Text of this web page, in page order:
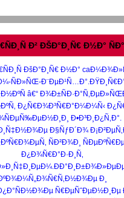
Ð² ÐŠÐ°Ð¸Ñ€ Ð½Ð°
ÐšÐ°Ð¸Ñ€ Ð½Ð°
ÑÐ»ÑŒ-
â€“
Ð¿Ñ€Ð¾Ð³Ñ€Ð°Ð¼Ð¼Ñ‹
Ð•Ð³Ð¸Ð¿Ñ‚Ð°.
Ð§ÑƒÐ´Ð¾
ÑÐ²Ð¾Ð¸
Ð¿Ð¾Ñ€Ð°Ð·Ð¸Ñ‚
Ð¸
Ñ€ÐµÑˆÐµÐ½Ð¸Ðµ